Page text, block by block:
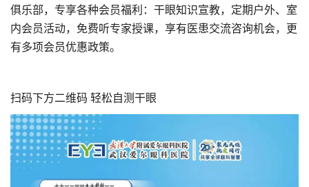
俱乐部，专享各种会员福利：干眼知识宣教，定期户外、室
内会员活动，免费听专家授课，享有医患交流咨询机会，更
有多项会员优惠政策。
扫码下方二维码 轻松自测干眼